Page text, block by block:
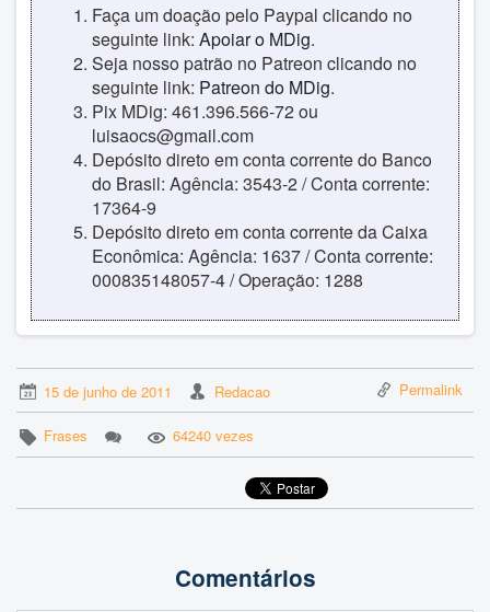
Faça um doação pelo Paypal clicando no
seguinte link: Apoiar o MDig.
Seja nosso patrão no Patreon clicando no
seguinte link: Patreon do MDig.
Pix MDig: 461.396.566-72 ou
luisaocs@gmail.com
Depósito direto em conta corrente do Banco
do Brasil: Agência: 3543-2 / Conta corrente:
17364-9
Depósito direto em conta corrente da Caixa
Econômica: Agência: 1637 / Conta corrente:
000835148057-4 / Operação: 1288
15 de junho de 2011 Redacao Permalink
Frases 64240 vezes
Comentários